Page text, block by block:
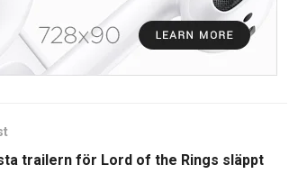
trailern för Lord of the Rings släppt